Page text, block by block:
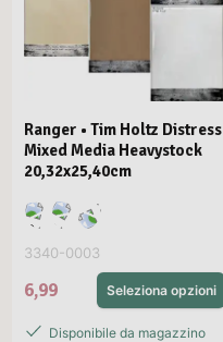
Ranger • Tim Holtz Distress
Mixed Media Heavystock
20,32x25,40cm
3340-0003
6,99 Seleziona opzioni
Disponibile da magazzino